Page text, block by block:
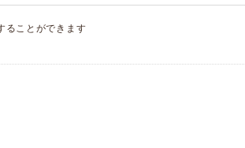
ることができます